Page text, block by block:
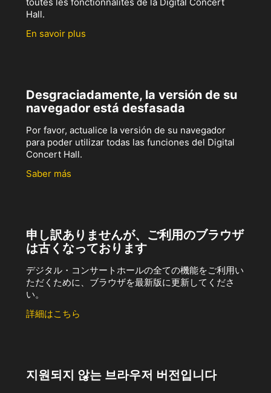
Hall.
En savoir plus
Desgraciadamente, la versión de su
navegador está desfasada
Por favor, actualice la versión de su navegador
para poder utilizar todas las funciones del Digital
Concert Hall.
Saber más
申し訳ありませんが、ご利用のブラウザ
は古くなっております
デジタル・コンサートホールの全ての機能をご利用い
ただくために、ブラウザを最新版に更新してくださ
い。
詳細はこちら
지원되지 않는 브라우저 버전입니다